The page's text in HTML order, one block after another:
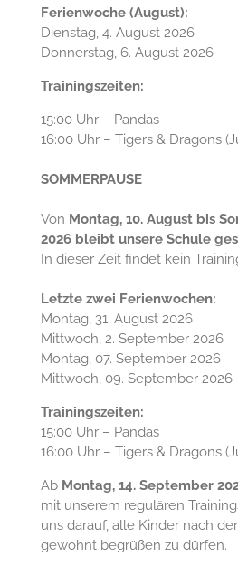
Ferienwoche (August):
Dienstag, 4. August 2026
Donnerstag, 6. August 2026
Trainingszeiten:
15:00 Uhr – Pandas
16:00 Uhr – Tigers & Dragons
SOMMERPAUSE
Von Montag, 10. August bis
2026 bleibt unsere Schule
In dieser Zeit findet kein
Letzte zwei Ferienwochen:
Montag, 31. August 2026
Mittwoch, 2. September 2026
Montag, 07. September 2026
Mittwoch, 09. September 2026
Trainingszeiten:
15:00 Uhr – Pandas
16:00 Uhr – Tigers & Dragons
Ab Montag, 14. September
mit unserem regulären
uns darauf, alle Kinder nach
gewohnt begrüßen zu dürfen.